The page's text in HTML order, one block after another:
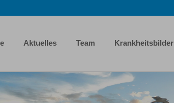
Aktuelles Team Krankheitsbilder